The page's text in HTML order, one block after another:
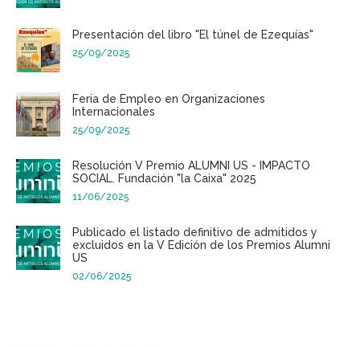
Presentación del libro "El túnel de Ezequías"
25/09/2025
Feria de Empleo en Organizaciones
Internacionales
25/09/2025
Resolución V Premio ALUMNI US - IMPACTO
SOCIAL. Fundación "la Caixa" 2025
11/06/2025
Publicado el listado definitivo de admitidos y
excluidos en la V Edición de los Premios Alumni
US
02/06/2025